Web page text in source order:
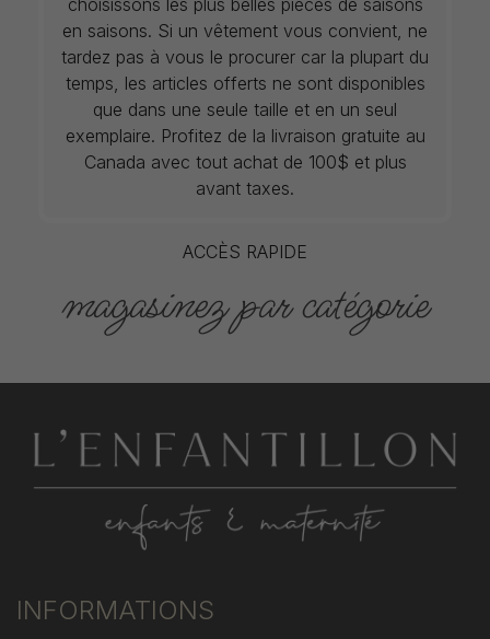
choisissons les plus belles pièces de saisons
en saisons. Si un vêtement vous convient, ne
tardez pas à vous le procurer car la plupart du
temps, les articles offerts ne sont disponibles
que dans une seule taille et en un seul
exemplaire. Profitez de la livraison gratuite au
Canada avec tout achat de 100$ et plus
avant taxes.
ACCÈS RAPIDE
magasinez par catégorie
INFORMATIONS